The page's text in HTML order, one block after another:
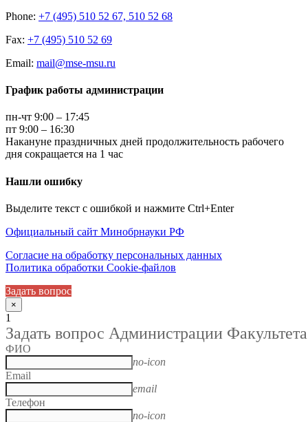
Phone: +7 (495) 510 52 67, 510 52 68
Fax: +7 (495) 510 52 69
Email: mail@mse-msu.ru
График работы администрации
пн-чт 9:00 – 17:45
пт 9:00 – 16:30
Накануне праздничных дней продолжительность рабочего
дня сокращается на 1 час
Нашли ошибку
Выделите текст с ошибкой и нажмите Ctrl+Enter
Официальный сайт Минобрнауки РФ
Согласие на обработку персональных данных
Политика обработки Cookie-файлов
Задать вопрос
×
1
Задать вопрос Администрации Факультета
ФИО
no-icon
Email
email
Телефон
no-icon